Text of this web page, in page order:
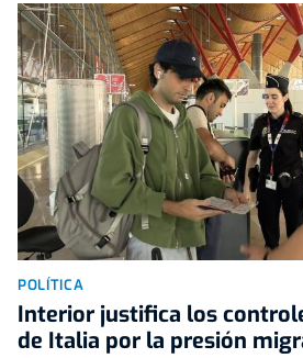
POLÍTICA
Interior justifica los
de Italia por la presión